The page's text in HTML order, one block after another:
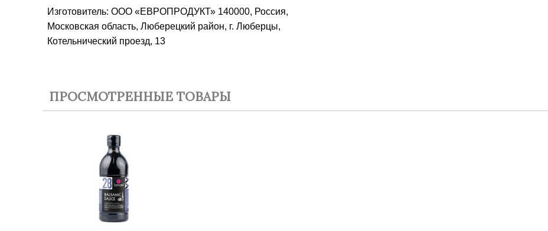
Изготовитель: ООО «ЕВРОПРОДУКТ» 140000, Россия,
Московская область, Люберецкий район, г. Люберцы,
Котельнический проезд, 13
ПРОСМОТРЕННЫЕ ТОВАРЫ